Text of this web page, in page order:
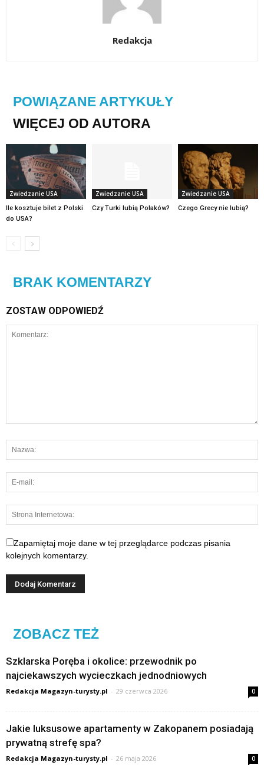
Redakcja
POWIĄZANE ARTYKUŁY
WIĘCEJ OD AUTORA
Zwiedzanie USA
Ile kosztuje bilet z Polski
do USA?
Zwiedzanie USA
Czy Turki lubią Polaków?
Zwiedzanie USA
Czego Grecy nie lubią?
BRAK KOMENTARZY
ZOSTAW ODPOWIEDŹ
Zapamiętaj moje dane w tej przeglądarce podczas pisania
kolejnych komentarzy.
ZOBACZ TEŻ
Szklarska Poręba i okolice: przewodnik po
najciekawszych wycieczkach jednodniowych
Redakcja Magazyn-turysty.pl - 29 czerwca 2026 0
Jakie luksusowe apartamenty w Zakopanem posiadają
prywatną strefę spa?
Redakcja Magazyn-turysty.pl - 26 maja 2026 0